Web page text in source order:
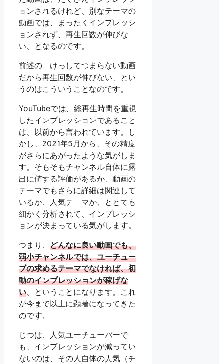
ョンされるけれど、別なテーマの
動画では、まったくインプレッシ
ョンされず、再生回数が伸びな
い、となるのです。
前述の、けっしてつまらない動画
だから再生回数が伸びない、とい
うのはこういうことなのです。
YouTubeでは、総再生時間を重視
したインプレッションであること
は、以前から言われています。し
かし、2021年5月から、その精度
がさらにあがったような気がしま
す。そもそもチャンネル自体に露
出に値する評価があるか、動画の
テーマでもさらに詳細は関連して
いるか、人気テーマか、ととても
細かく分析されて、インプレッシ
ョンが決まっている気がします。
つまり、 どんなに良い動画でも、
弱小チャンネルでは、ユーチュー
ブの求めるテーマでなければ、初
動のインプレッションが稼げな
い、ということになります。これ
が今まで以上に顕著になってきた
のです。
じつは、人気ユーチューバーで
も、インプレッションが減ってい
ないのは、その人自体の人気（チ